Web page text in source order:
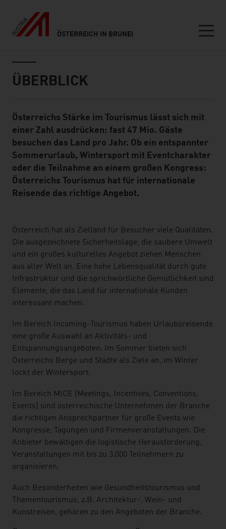
ÖSTERREICH IN BRUNEI
ÜBERBLICK
Standard Content Module
Österreichs Stärke im Tourismus lässt sich mit
einer Zahl ausdrücken: fast 47 Mio. Gäste
besuchen das Land pro Jahr. Ob ein entspannter
Sommerurlaub, Wintersport mit Eventcharakter
oder die Teilnahme an einem großen Kongress:
Österreichs Tourismus hat für internationale
Reisende das richtige Angebot.
listen
Österreich hat als Zielland für Besucher viele Qualitäten.
Die ausgezeichnete Sicherheitslage, die saubere Umwelt
und ein großes kulturelles Angebot ziehen Menschen
aus aller Welt an. Eine hohe Lebensqualität durch gute
Infrastruktur und die sprichwörtliche Gemütlichkeit sind
Elemente, die das Land für internationale Kunden
interessant machen.
Im Bereich Incoming-Tourismus haben Urlaubsreisende
eine große Auswahl an Aktivitäts- und
Entspannungsangeboten. Im Sommer bieten sich
Österreichs Berge und Städte als Ziele an, im Winter
lockt der Wintersport.
Im Bereich MICE (Meetings, Incentives, Conventions,
Events) sind österreichische Unternehmen der Branche
die richtigen Ansprechpartner für große Events wie
Kongresse, Tagungen und Firmenveranstaltungen. Die
Anbieter bewältigen die logistische Herausforderung,
Veranstaltungen mit bis zu 3.000 Teilnehmern zu
organisieren.
Auch Besonderheiten wie Gesundheitstourismus und
Thementourismus, z.B. Architektur-, Wein- und
Kunstreisen, gehören zu den Angeboten der Branche.